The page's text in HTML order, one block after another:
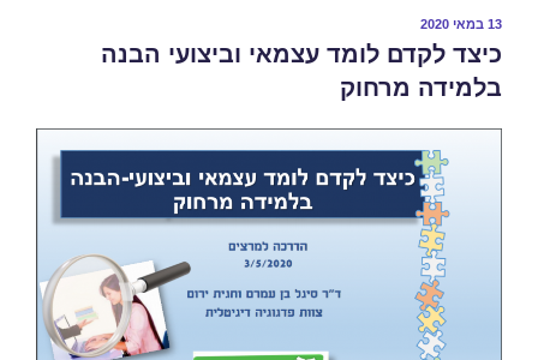
13 במאי 2020
כיצד לקדם לומד עצמאי וביצועי הבנה
בלמידה מרחוק